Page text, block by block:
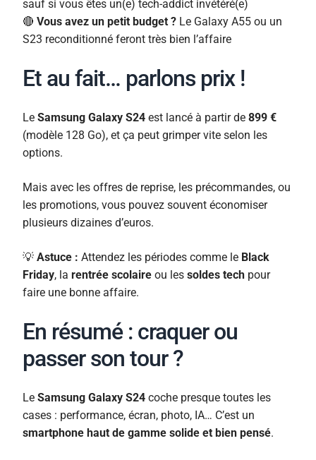
sauf si vous êtes un(e) tech-addict invétéré(e)
🔴 Vous avez un petit budget ? Le Galaxy A55 ou un
S23 reconditionné feront très bien l’affaire
Et au fait… parlons prix !
Le Samsung Galaxy S24 est lancé à partir de 899 €
(modèle 128 Go), et ça peut grimper vite selon les
options.
Mais avec les offres de reprise, les précommandes, ou
les promotions, vous pouvez souvent économiser
plusieurs dizaines d’euros.
💡 Astuce : Attendez les périodes comme le Black
Friday, la rentrée scolaire ou les soldes tech pour
faire une bonne affaire.
En résumé : craquer ou
passer son tour ?
Le Samsung Galaxy S24 coche presque toutes les
cases : performance, écran, photo, IA… C’est un
smartphone haut de gamme solide et bien pensé.